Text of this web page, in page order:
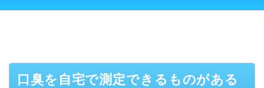
口臭を自宅で測定できるものがある